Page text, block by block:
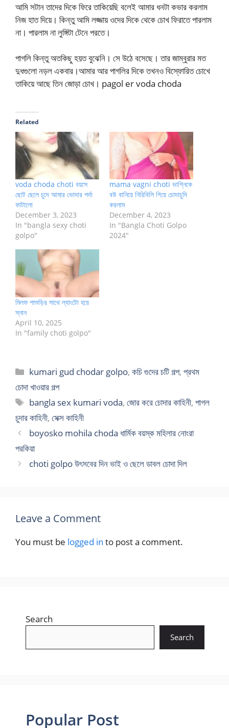
আমি সটান তাদের দিকে ফিরে তাকিয়েছি বলেই আমার ধনটা কভার করলাম
নিজ হাত দিয়ে। কিন্তু আমি লজ্জায় ওদের দিকে থেকে চোখ ফিরাতে পারলাম
না। পারলাম না লুঙ্গিটা টেনে পরতে।
পাগলি কিন্তু অতকিছু হয়ত বুঝেনি। সে উঠে বসেছে। তার জাম্বুরার মত
দুধগুলো নড়ল একবার।আমার আর পাগলির দিকে তখনও বিস্ফোরিত চোখে
তাকিয়ে আছে তিন জোড়া চোখ। pagol er voda choda
Related
voda choda choti বয়সে
ছোট ছেলে চুদে আমার ভোদার পর্দা
ফাটালো
December 3, 2023
In "bangla sexy choti
golpo"
mama vagni choti ভাগ্নিকে
বউ বানিয়ে নিরিবিলি গিয়ে চোদাচুদি
করলাম
December 4, 2023
In "Bangla Choti Golpo
2024"
মিলফ শাশুড়ির সাথে ল্যাংটো হয়ে
স্নান
April 10, 2025
In "family choti golpo"
Categories
kumari gud chodar golpo,কচি গুদের চটি গল্প,প্রথম
চোদা খাওয়ার গল্প
Tags
bangla sex kumari voda,জোর করে চোদার কাহিনী,পাগল
চুদার কাহিনী, সেক্স কাহিনী
boyosko mohila choda ধার্মিক বয়স্ক মহিলার নোংরা
পরকিয়া
choti golpo উৎসবের দিন ভাই ও ছেলে ডাবল চোদা দিল
Leave a Comment
You must be logged in to post a comment.
Search
Search
Popular Post